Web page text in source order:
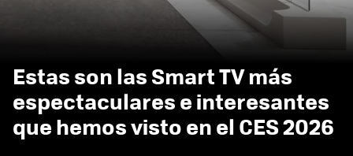
Estas son las Smart TV más
espectaculares e interesantes
que hemos visto en el CES 2026